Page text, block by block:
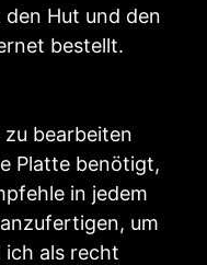
Hut und den
bestellt.
bearbeiten
Platte benötigt,
in jedem
um
ich als recht